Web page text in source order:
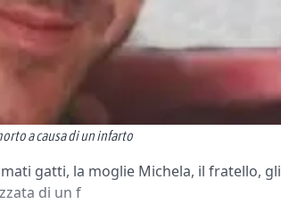
a causa di un infarto
gatti, la moglie Michela, il fratello, gli
di un f